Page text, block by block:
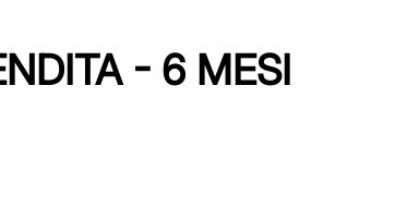
- 6 MESI